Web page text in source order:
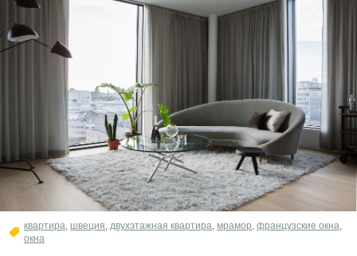
квартира, швеция, двухэтажная квартира, мрамор, французские окна,
окна